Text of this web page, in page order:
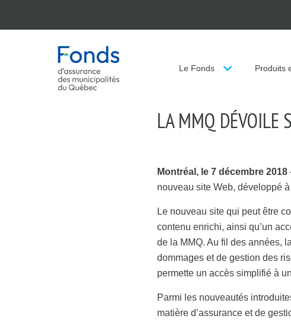
Le Fonds Produits
LA MMQ DÉVOILE
Montréal, le 7 décembre 2018
nouveau site Web, développé
Le nouveau site qui peut être
contenu enrichi, ainsi qu’un
de la MMQ. Au fil des années,
dommages et de gestion des
permette un accès simplifié à
Parmi les nouveautés
matière d’assurance et de